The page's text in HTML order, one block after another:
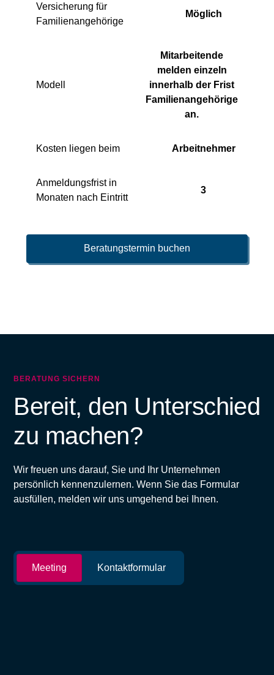
Versicherung für
Familienangehörige
Möglich
Modell
Mitarbeitende
melden einzeln
innerhalb der Frist
Familienangehörige
an.
Kosten liegen beim Arbeitnehmer
Anmeldungsfrist in
Monaten nach Eintritt
3
Beratungstermin buchen
BERATUNG SICHERN
Bereit, den Unterschied
zu machen?
Wir freuen uns darauf, Sie und Ihr Unternehmen
persönlich kennenzulernen. Wenn Sie das Formular
ausfüllen, melden wir uns umgehend bei Ihnen.
Meeting Kontaktformular